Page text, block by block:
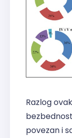
Razlog
povezan i